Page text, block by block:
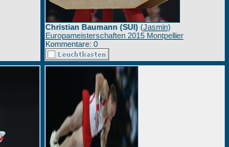
Christian Baumann (SUI) (Jasmin)
Europameisterschaften 2015 Montpellier
Kommentare: 0